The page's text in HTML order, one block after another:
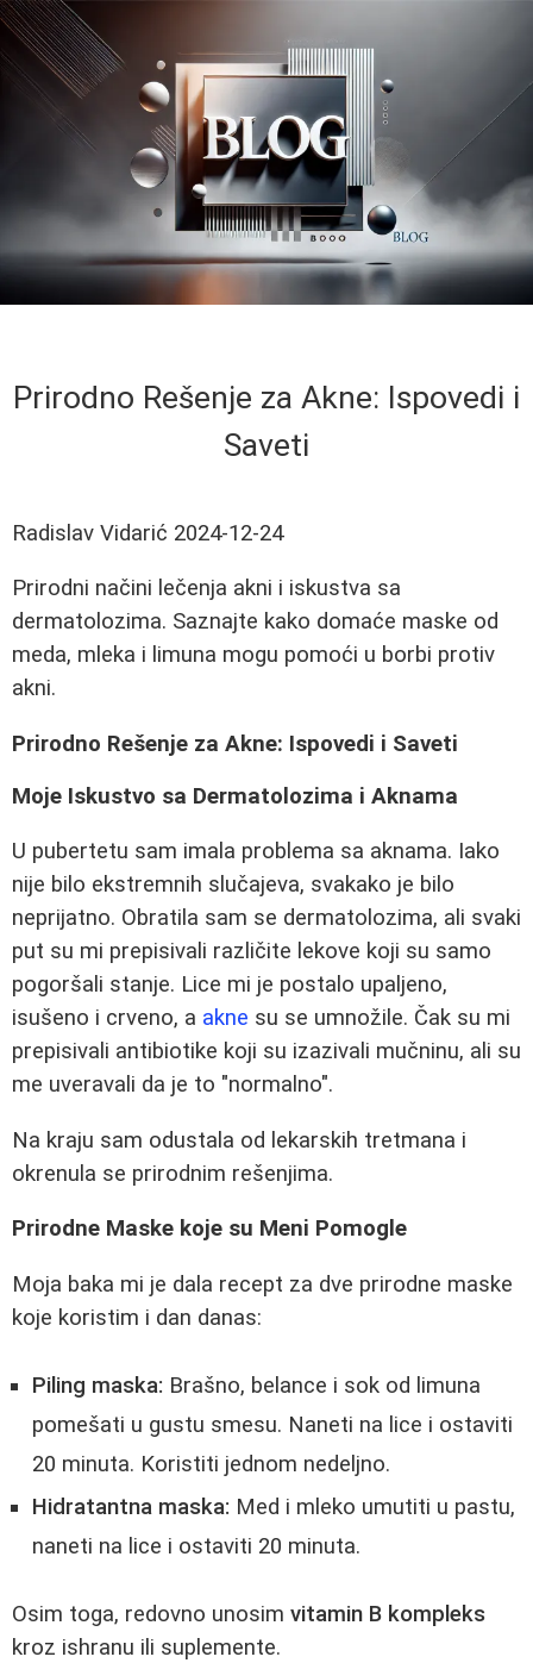
Prirodno Rešenje za Akne: Ispovedi i
Saveti
Radislav Vidarić 2024-12-24
Prirodni načini lečenja akni i iskustva sa
dermatolozima. Saznajte kako domaće maske od
meda, mleka i limuna mogu pomoći u borbi protiv
akni.
Prirodno Rešenje za Akne: Ispovedi i Saveti
Moje Iskustvo sa Dermatolozima i Aknama
U pubertetu sam imala problema sa aknama. Iako
nije bilo ekstremnih slučajeva, svakako je bilo
neprijatno. Obratila sam se dermatolozima, ali svaki
put su mi prepisivali različite lekove koji su samo
pogoršali stanje. Lice mi je postalo upaljeno,
isušeno i crveno, a akne su se umnožile. Čak su mi
prepisivali antibiotike koji su izazivali mučninu, ali su
me uveravali da je to "normalno".
Na kraju sam odustala od lekarskih tretmana i
okrenula se prirodnim rešenjima.
Prirodne Maske koje su Meni Pomogle
Moja baka mi je dala recept za dve prirodne maske
koje koristim i dan danas:
Piling maska: Brašno, belance i sok od limuna
pomešati u gustu smesu. Naneti na lice i ostaviti
20 minuta. Koristiti jednom nedeljno.
Hidratantna maska: Med i mleko umutiti u pastu,
naneti na lice i ostaviti 20 minuta.
Osim toga, redovno unosim vitamin B kompleks
kroz ishranu ili suplemente.